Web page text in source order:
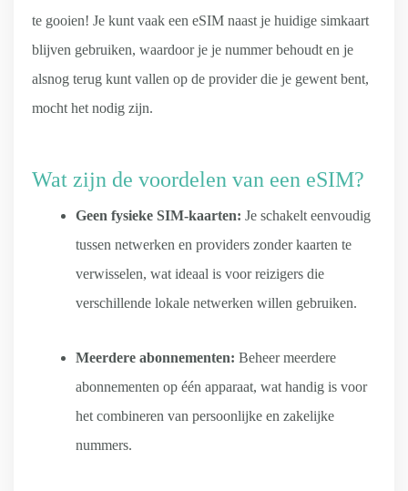
te gooien! Je kunt vaak een eSIM naast je huidige simkaart
blijven gebruiken, waardoor je je nummer behoudt en je
alsnog terug kunt vallen op de provider die je gewent bent,
mocht het nodig zijn.
Wat zijn de voordelen van een eSIM?
Geen fysieke SIM-kaarten: Je schakelt eenvoudig
tussen netwerken en providers zonder kaarten te
verwisselen, wat ideaal is voor reizigers die
verschillende lokale netwerken willen gebruiken.
Meerdere abonnementen: Beheer meerdere
abonnementen op één apparaat, wat handig is voor
het combineren van persoonlijke en zakelijke
nummers.